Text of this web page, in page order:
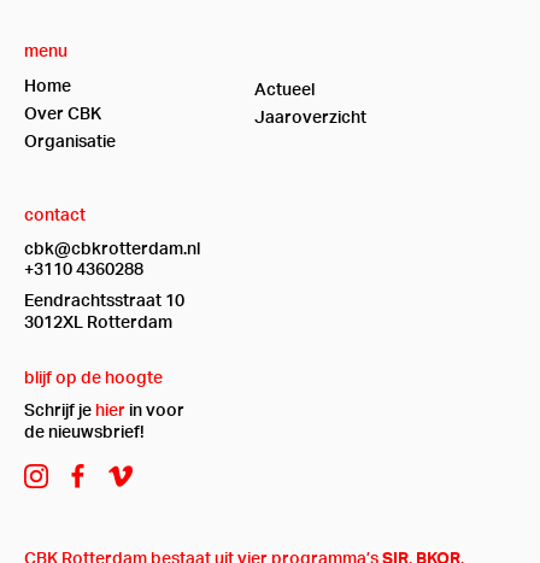
menu
Home
Over CBK
Organisatie
Actueel
Jaaroverzicht
contact
cbk@cbkrotterdam.nl
+3110 4360288
Eendrachtsstraat 10
3012XL Rotterdam
blijf op de hoogte
Schrijf je hier in voor
de nieuwsbrief!